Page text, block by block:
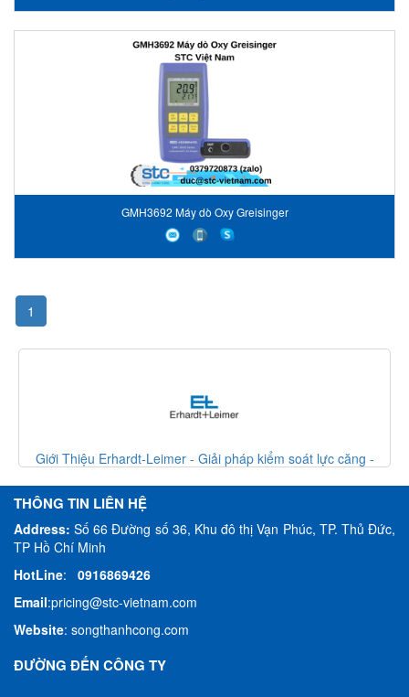
GMH3692 Máy dò Oxy Greisinger
1
Giới Thiệu Erhardt-Leimer - Giải pháp kiểm soát lực căng -
THÔNG TIN LIÊN HỆ
Address:Số 66 Đường số 36, Khu đô thị Vạn Phúc, TP. Thủ Đức,
TP Hồ Chí Minh
HotLine: 0916869426
Email:pricing@stc-vietnam.com
Website: songthanhcong.com
ĐƯỜNG ĐẾN CÔNG TY